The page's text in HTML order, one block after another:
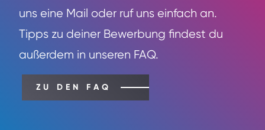
uns eine Mail oder ruf uns einfach an.
Tipps zu deiner Bewerbung findest du
außerdem in unseren FAQ.
ZU DEN FAQ